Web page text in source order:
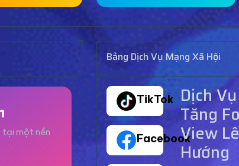
tại một nền
Bảng Dịch Vụ Mạng Xã Hội
TikTok
Facebook
Dịch
Tăng
View
Hướng